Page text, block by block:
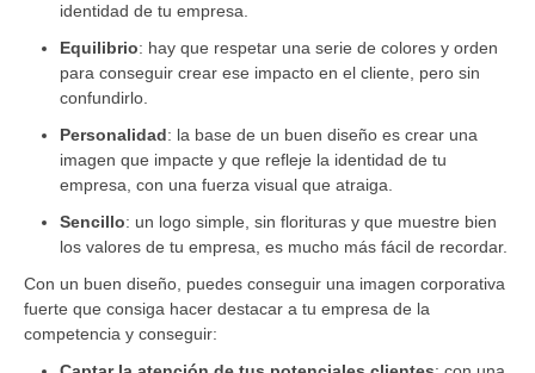
identidad de tu empresa.
Equilibrio: hay que respetar una serie de colores y orden
para conseguir crear ese impacto en el cliente, pero sin
confundirlo.
Personalidad: la base de un buen diseño es crear una
imagen que impacte y que refleje la identidad de tu
empresa, con una fuerza visual que atraiga.
Sencillo: un logo simple, sin florituras y que muestre bien
los valores de tu empresa, es mucho más fácil de recordar.
Con un buen diseño, puedes conseguir una imagen corporativa
fuerte que consiga hacer destacar a tu empresa de la
competencia y conseguir: